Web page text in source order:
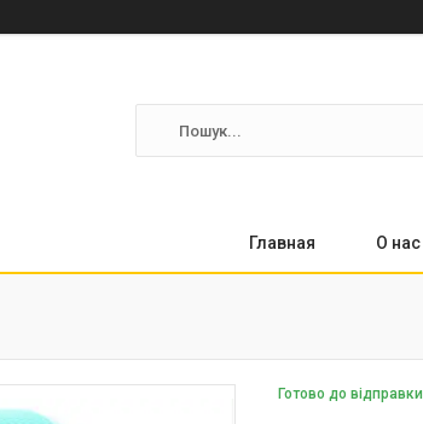
Главная О нас
Готово до відправки